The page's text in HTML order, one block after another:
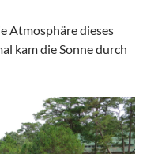
Atmosphäre dieses
kam die Sonne durch